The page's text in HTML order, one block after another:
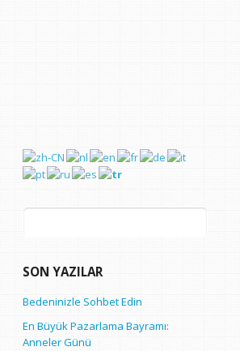
Arama:
SON YAZILAR
Bedeninizle Sohbet Edin
En Büyük Pazarlama Bayramı:
Anneler Günü